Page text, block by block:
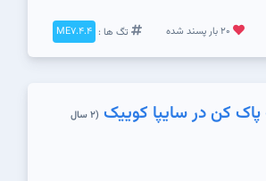
تگ ها : ME7.4.4
کن در سایپا کوییک
(2 سال